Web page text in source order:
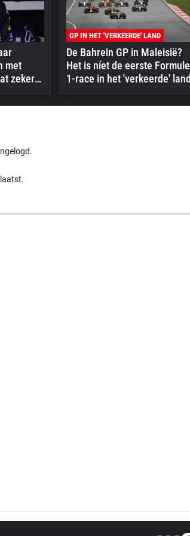
met
zeker
GP IN HET 'VERKEERDE' LAND
De Bahrein GP in Maleisië?
Het is níet de eerste Formule
1-race in het 'verkeerde' land